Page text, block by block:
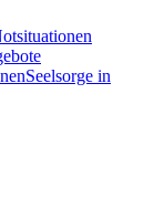
Seelsorge in